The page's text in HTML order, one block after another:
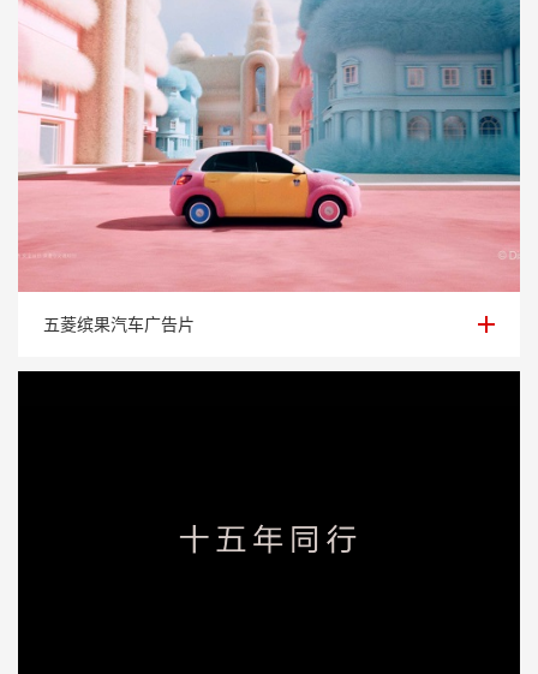
五菱缤果汽车广告片
五菱缤果汽车广告片